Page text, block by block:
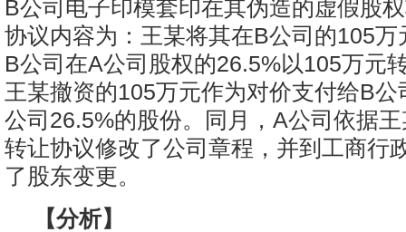
B公司电子印模套印在其伪造的虚假股
协议内容为：王某将其在B公司的105万
B公司在A公司股权的26.5%以105万元
王某撤资的105万元作为对价支付给B
公司26.5%的股份。同月，A公司依据
转让协议修改了公司章程，并到工商行
了股东变更。
【分析】